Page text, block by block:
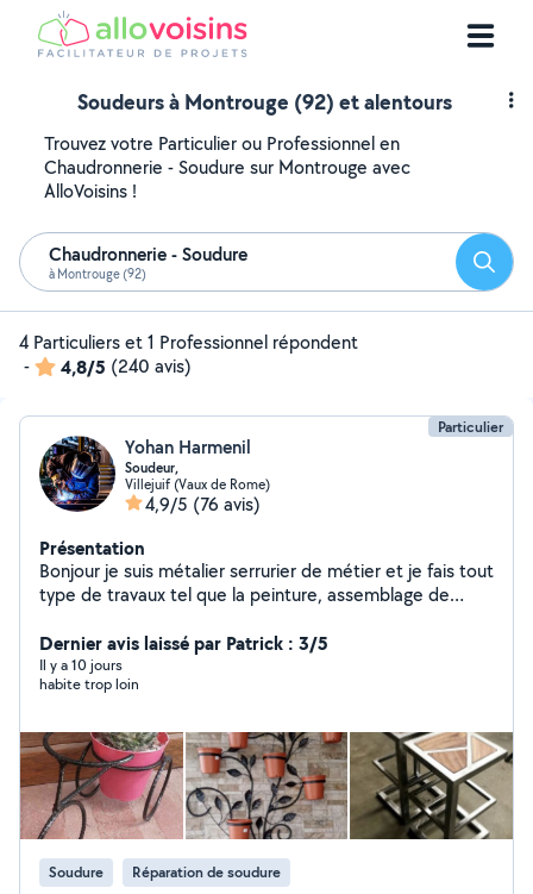
Soudeurs à Montrouge (92) et alentours
Trouvez votre Particulier ou Professionnel en
Chaudronnerie - Soudure sur Montrouge avec
AlloVoisins !
Chaudronnerie - Soudure
à Montrouge (92)
4 Particuliers et 1 Professionnel répondent
-
4,8/5 (240 avis)
Particulier
Yohan Harmenil
Soudeur,
Villejuif (Vaux de Rome)
4,9/5 (76 avis)
Présentation
Bonjour je suis métalier serrurier de métier et je fais tout
type de travaux tel que la peinture, assemblage de
Dernier avis laissé par Patrick : 3/5
Il y a 10 jours
habite trop loin
Soudure Réparation de soudure